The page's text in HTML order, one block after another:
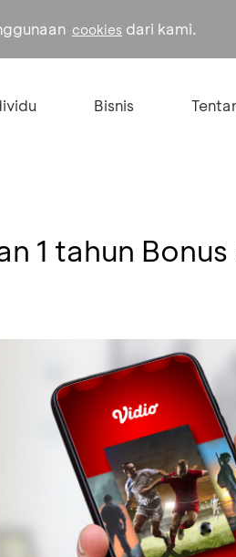
cookies dari kami.
Bisnis
1 tahun Bonus